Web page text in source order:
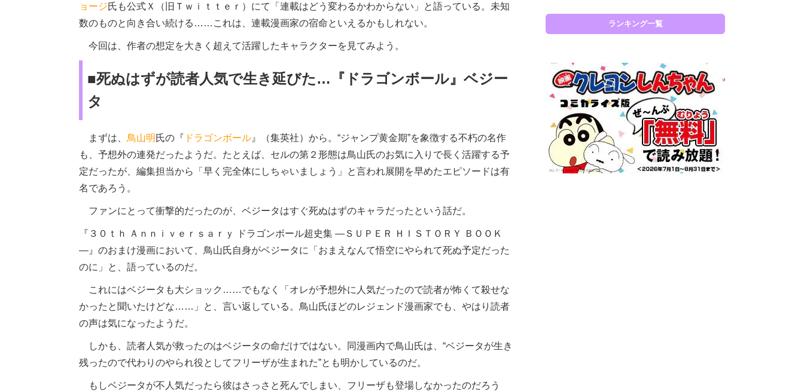
ョージ氏も公式Ｘ（旧Ｔｗｉｔｔｅｒ）にて「連載はどう変わるかわからない」と語っている。未知
数のものと向き合い続ける……これは、連載漫画家の宿命といえるかもしれない。
今回は、作者の想定を大きく超えて活躍したキャラクターを見てみよう。
■死ぬはずが読者人気で生き延びた…『ドラゴンボール』ベジー
タ
まずは、 鳥山明 氏の『 ドラゴンボール 』（集英社）から。“ジャンプ黄金期”を象徴する不朽の名作
も、予想外の連発だったようだ。たとえば、セルの第２形態は鳥山氏のお気に入りで長く活躍する予
定だったが、編集担当から「早く完全体にしちゃいましょう」と言われ展開を早めたエピソードは有
名であろう。
ファンにとって衝撃的だったのが、ベジータはすぐ死ぬはずのキャラだったという話だ。
『３０ｔｈ Ａｎｎｉｖｅｒｓａｒｙ ドラゴンボール超史集 ―ＳＵＰＥＲ ＨＩＳＴＯＲＹ ＢＯＯＫ
―』のおまけ漫画において、鳥山氏自身がベジータに「おまえなんて悟空にやられて死ぬ予定だった
のに」と、語っているのだ。
これにはベジータも大ショック……でもなく「オレが予想外に人気だったので読者が怖くて殺せな
かったと聞いたけどな……」と、言い返している。鳥山氏ほどのレジェンド漫画家でも、やはり読者
の声は気になったようだ。
しかも、読者人気が救ったのはベジータの命だけではない。同漫画内で鳥山氏は、“ベジータが生き
残ったので代わりのやられ役としてフリーザが生まれた”とも明かしているのだ。
もしベジータが不人気だったら彼はさっさと死んでしまい、フリーザも登場しなかったのだろう
ランキング一覧